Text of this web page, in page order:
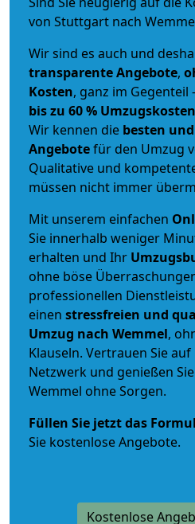
von Stuttgart nach
Wir sind es auch und
transparente Angebote,
Kosten, ganz im Gegenteil
bis zu 60 %
Wir kennen die besten
Angebotefür den Umzug
Qualitative und
müssen nicht immer
Mit unserem einfachen
Sie innerhalb weniger
erhalten und Ihr
ohne böse
professionellen
einen stressfreien und
Umzug nach Wemmel,
Klauseln. Vertrauen Sie
Netzwerk und genießen
Wemmel ohne Sorgen.
Füllen Sie jetzt das
Sie kostenlose Angebote.
Kostenlose